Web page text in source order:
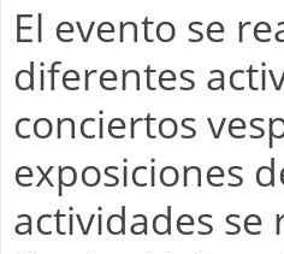
El evento se
diferentes
conciertos
exposiciones
actividades se